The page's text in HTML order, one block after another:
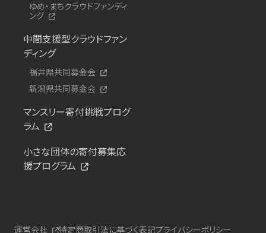
ゆめ・まちクラウドファンディ
ング
中間支援型クラウドファン
ディング
福井県共同募金会
新潟県共同募金会
マンスリー寄付挑戦プログ
ラム
小さな団体の寄付募集応
援プログラム
運営会社 特定商取引法に基づく表記プライバシーポリシー